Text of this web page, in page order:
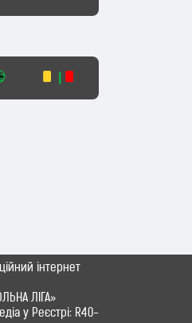
інтернет
ЛІГА»
у Реєстрі: R40-